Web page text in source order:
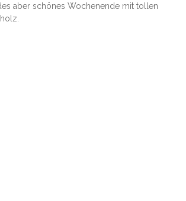
aber schönes Wochenende mit tollen